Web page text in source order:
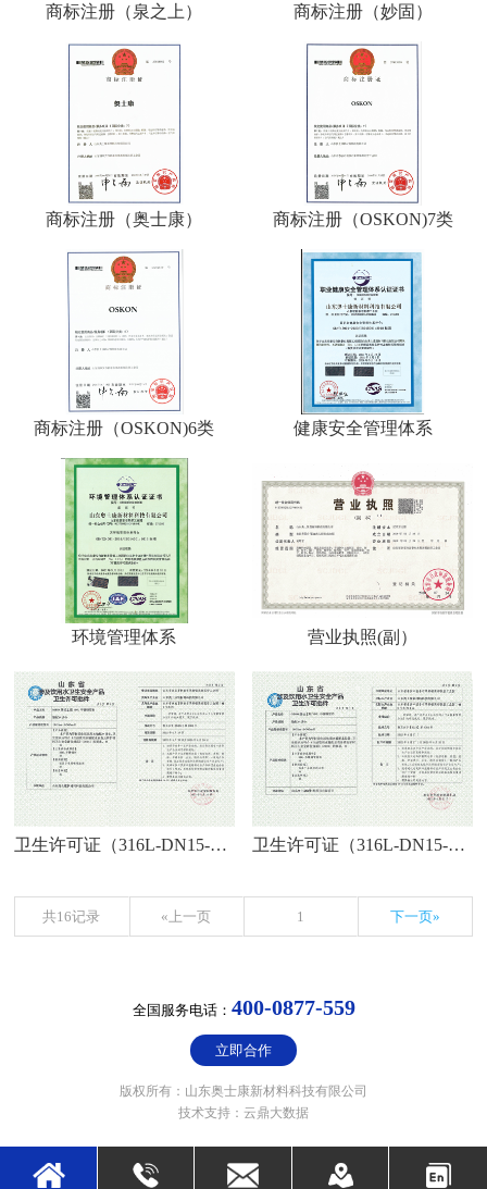
商标注册（泉之上） 商标注册（妙固）
商标注册（奥士康） 商标注册（OSKON)7类
商标注册（OSKON)6类 健康安全管理体系
环境管理体系 营业执照(副）
卫生许可证（316L-DN15-DN300） 卫生许可证（316L-DN15-DN100）
共16记录 «上一页 1 下一页»
全国服务电话： 400-0877-559
立即合作
版权所有：山东奥士康新材料科技有限公司
技术支持：云鼎大数据